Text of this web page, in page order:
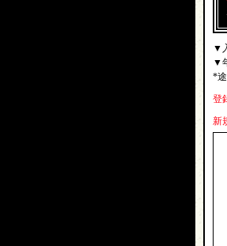
▼
▼
*
登
新